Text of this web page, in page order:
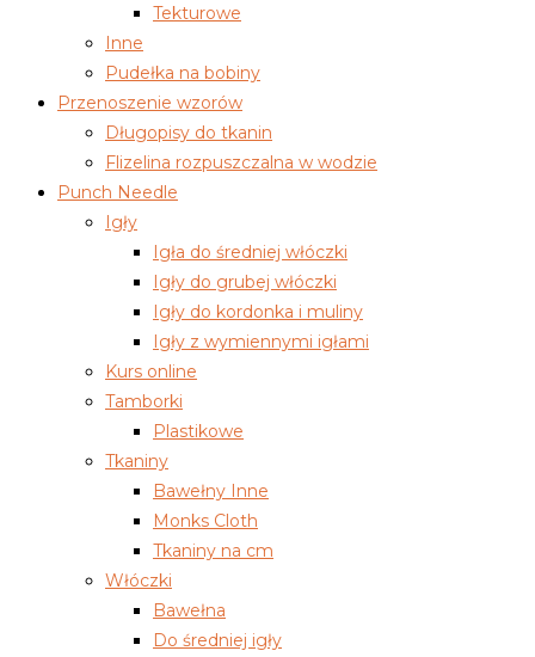
Tekturowe
Inne
Pudełka na bobiny
Przenoszenie wzorów
Długopisy do tkanin
Flizelina rozpuszczalna w wodzie
Punch Needle
Igły
Igła do średniej włóczki
Igły do grubej włóczki
Igły do kordonka i muliny
Igły z wymiennymi igłami
Kurs online
Tamborki
Plastikowe
Tkaniny
Bawełny Inne
Monks Cloth
Tkaniny na cm
Włóczki
Bawełna
Do średniej igły